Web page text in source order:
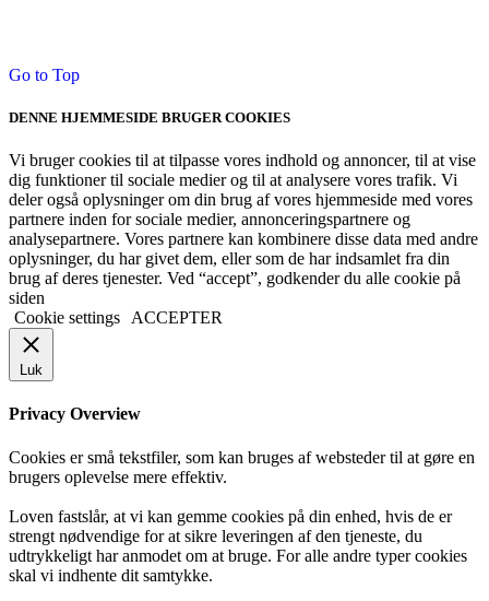
Go to Top
DENNE HJEMMESIDE BRUGER COOKIES
Vi bruger cookies til at tilpasse vores indhold og annoncer, til at vise
dig funktioner til sociale medier og til at analysere vores trafik. Vi
deler også oplysninger om din brug af vores hjemmeside med vores
partnere inden for sociale medier, annonceringspartnere og
analysepartnere. Vores partnere kan kombinere disse data med andre
oplysninger, du har givet dem, eller som de har indsamlet fra din
brug af deres tjenester. Ved “accept”, godkender du alle cookie på
siden
Cookie settings
ACCEPTER
Luk
Privacy Overview
Cookies er små tekstfiler, som kan bruges af websteder til at gøre en
brugers oplevelse mere effektiv.
Loven fastslår, at vi kan gemme cookies på din enhed, hvis de er
strengt nødvendige for at sikre leveringen af den tjeneste, du
udtrykkeligt har anmodet om at bruge. For alle andre typer cookies
skal vi indhente dit samtykke.